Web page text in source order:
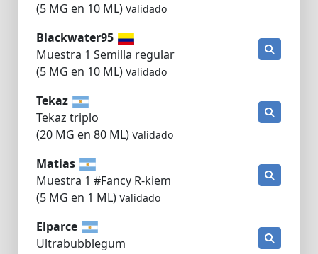
(5 MG en 10 ML)Validado
Blackwater95
Muestra 1 Semilla regular
(5 MG en 10 ML)Validado
Tekaz
Tekaz triplo
(20 MG en 80 ML)Validado
Matias
Muestra 1 #Fancy R-kiem
(5 MG en 1 ML)Validado
Elparce
Ultrabubblegum